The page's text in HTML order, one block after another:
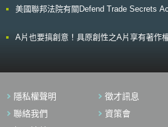
及繪圖卡用記憶體GDDR3等，但目前為止雙方
Rambus提出的控訴內容為何，因此一切有待
訴，南亞科技表示，與瑞薩在日本、美國的專
階段，南亞科已經提出資料證明，至於
美國聯邦法院有關Defend Trade Secrets
A片也要搞創意！具原創性之A片享有著作
隱私權聲明 徵才訊息
聯絡我們
資策會